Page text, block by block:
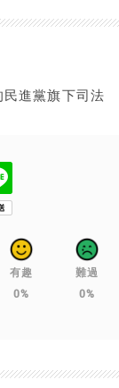
進黨旗下司法
有趣
0%
難過
0%